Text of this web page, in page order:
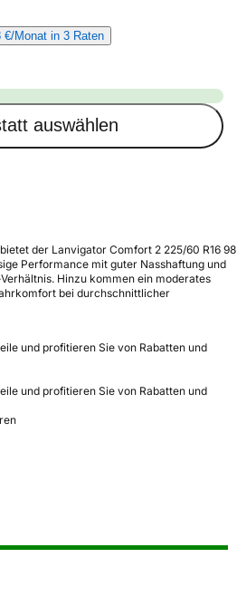
€/Monat in 3 Raten
auswählen
der Lanvigator Comfort 2 225/60 R16 98
Performance mit guter Nasshaftung und
Hinzu kommen ein moderates
bei durchschnittlicher
und profitieren Sie von Rabatten und
und profitieren Sie von Rabatten und